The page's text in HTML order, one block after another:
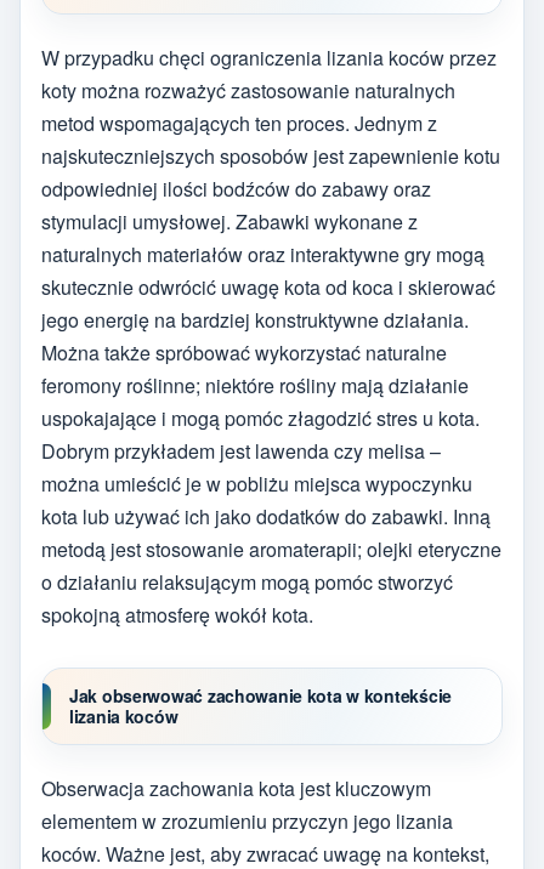
W przypadku chęci ograniczenia lizania koców przez
koty można rozważyć zastosowanie naturalnych
metod wspomagających ten proces. Jednym z
najskuteczniejszych sposobów jest zapewnienie kotu
odpowiedniej ilości bodźców do zabawy oraz
stymulacji umysłowej. Zabawki wykonane z
naturalnych materiałów oraz interaktywne gry mogą
skutecznie odwrócić uwagę kota od koca i skierować
jego energię na bardziej konstruktywne działania.
Można także spróbować wykorzystać naturalne
feromony roślinne; niektóre rośliny mają działanie
uspokajające i mogą pomóc złagodzić stres u kota.
Dobrym przykładem jest lawenda czy melisa –
można umieścić je w pobliżu miejsca wypoczynku
kota lub używać ich jako dodatków do zabawki. Inną
metodą jest stosowanie aromaterapii; olejki eteryczne
o działaniu relaksującym mogą pomóc stworzyć
spokojną atmosferę wokół kota.
Jak obserwować zachowanie kota w kontekście
lizania koców
Obserwacja zachowania kota jest kluczowym
elementem w zrozumieniu przyczyn jego lizania
koców. Ważne jest, aby zwracać uwagę na kontekst,